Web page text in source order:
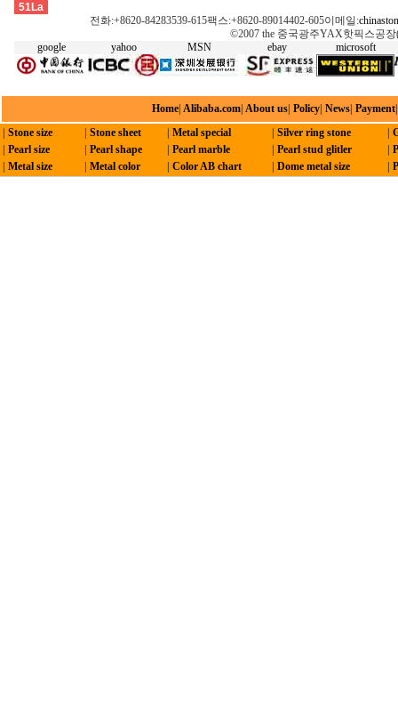
51La
전화:+8620-84283539-615팩스:+8620-89014402-605이메일:
©2007 the 중국광주YAX핫픽스공
google
yahoo MSN ebay microsoft
Home Alibaba.com About us Policy News Payment
Stone size Stone sheet Metal special Silver ring stone
Pearl size Pearl shape Pearl marble Pearl stud glitler
Metal size Metal color Color AB chart Dome metal size